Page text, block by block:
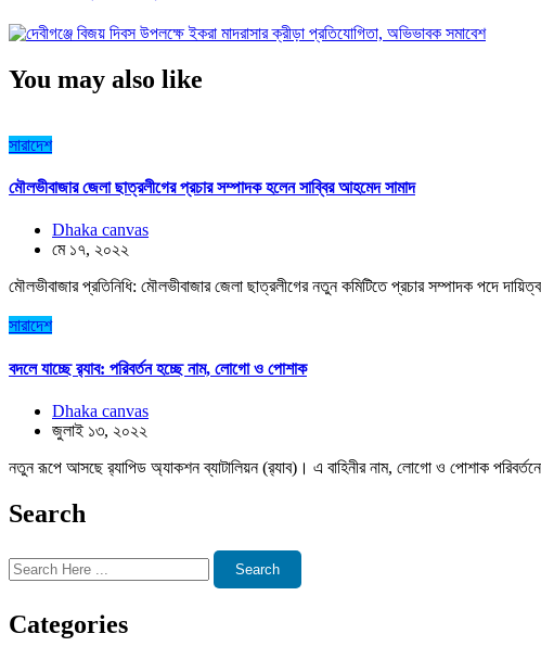
You may also like
সারাদেশ
মৌলভীবাজার জেলা ছাত্রলীগের প্রচার সম্পাদক হলেন সাব্বির আহমেদ সামাদ
Dhaka canvas
মে ১৭, ২০২২
মৌলভীবাজার প্রতিনিধি: মৌলভীবাজার জেলা ছাত্রলীগের নতুন কমিটিতে প্রচার সম্পাদক পদে
সারাদেশ
বদলে যাচ্ছে র‌্যাব: পরিবর্তন হচ্ছে নাম, লোগো ও পোশাক
Dhaka canvas
জুলাই ১৩, ২০২২
নতুন রূপে আসছে র‌্যাপিড অ্যাকশন ব্যাটালিয়ন (র‌্যাব)। এ বাহিনীর নাম, লোগো ও পোশাক
Search
Search
Categories